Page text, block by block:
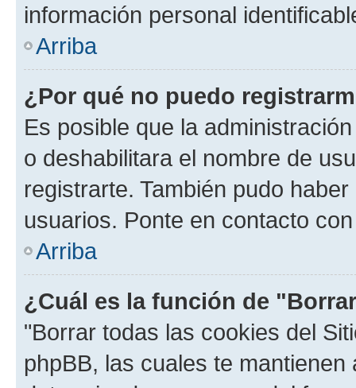
información personal
Arriba
¿Por qué no puedo
Es posible que la
o deshabilitara el nombre de
registrarte. También pudo
usuarios. Ponte en contacto
Arriba
¿Cuál es la función de
"Borrar todas las cookies del
phpBB, las cuales te